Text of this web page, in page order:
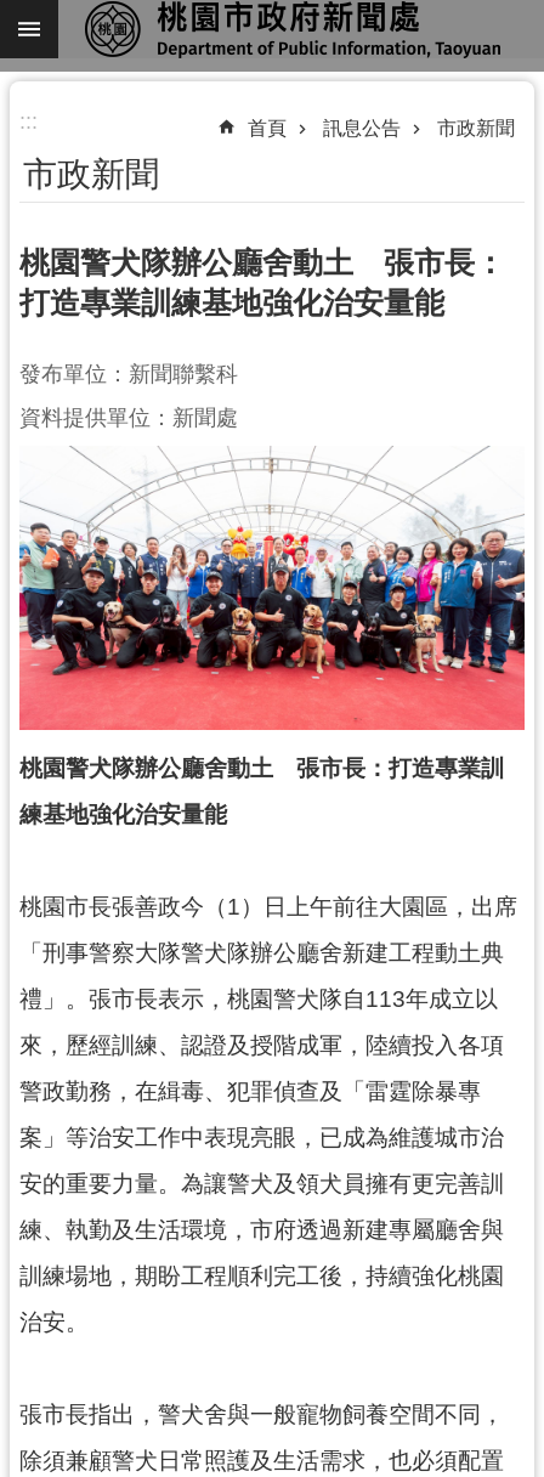
跳到主要內容區塊
進
搜
尋
關
我
們
通
訊
錄
業
務
訊
息
公
便
民
服
政
府
資
公
開
回
首
導
::: 首頁 訊息公告 市政新聞
市政新聞
桃園警犬隊辦公廳舍動土 張市長：
打造專業訓練基地強化治安量能
發布單位：新聞聯繫科
資料提供單位：新聞處
桃園警犬隊辦公廳舍動土 張市長：打造專業訓
練基地強化治安量能
桃園市長張善政今（1）日上午前往大園區，出席
「刑事警察大隊警犬隊辦公廳舍新建工程動土典
禮」。張市長表示，桃園警犬隊自113年成立以
來，歷經訓練、認證及授階成軍，陸續投入各項
警政勤務，在緝毒、犯罪偵查及「雷霆除暴專
案」等治安工作中表現亮眼，已成為維護城市治
安的重要力量。為讓警犬及領犬員擁有更完善訓
練、執勤及生活環境，市府透過新建專屬廳舍與
訓練場地，期盼工程順利完工後，持續強化桃園
治安。
張市長指出，警犬舍與一般寵物飼養空間不同，
除須兼顧警犬日常照護及生活需求，也必須配置